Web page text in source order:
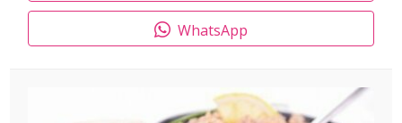
WhatsApp